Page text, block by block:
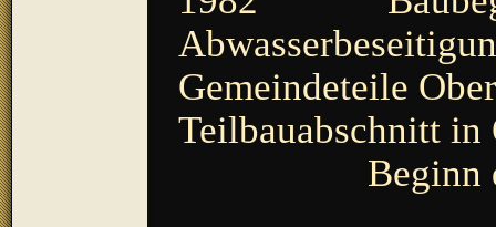
Gemeindeteile
Teilbauabschnitt in
Beginn des